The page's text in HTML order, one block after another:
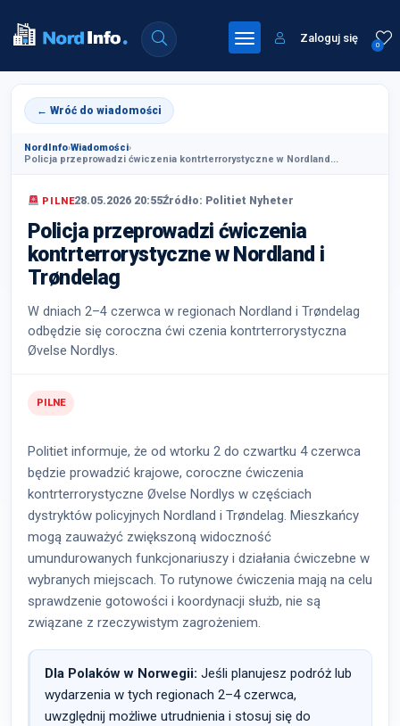
0
Zaloguj się
← Wróć do wiadomości
NordInfo›Wiadomości›
Policja przeprowadzi ćwiczenia kontrterrorystyczne w Nordland...
PILNE28.05.2026 20:55Źródło: Politiet Nyheter
Policja przeprowadzi ćwiczenia
kontrterrorystyczne w Nordland i
Trøndelag
W dniach 2–4 czerwca w regionach Nordland i Trøndelag
odbędzie się coroczna ćwi czenia kontrterrorystyczna
Øvelse Nordlys.
PILNE
Politiet informuje, że od wtorku 2 do czwartku 4 czerwca
będzie prowadzić krajowe, coroczne ćwiczenia
kontrterrorystyczne Øvelse Nordlys w częściach
dystryktów policyjnych Nordland i Trøndelag. Mieszkańcy
mogą zauważyć zwiększoną widoczność
umundurowanych funkcjonariuszy i działania ćwiczebne w
wybranych miejscach. To rutynowe ćwiczenia mają na celu
sprawdzenie gotowości i koordynacji służb, nie są
związane z rzeczywistym zagrożeniem.
Dla Polaków w Norwegii: Jeśli planujesz podróż lub
wydarzenia w tych regionach 2–4 czerwca,
uwzględnij możliwe utrudnienia i stosuj się do